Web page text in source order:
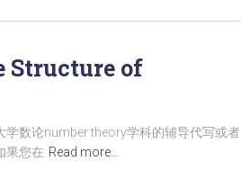
Structure of
学数论number theory学科的辅导代写或者
果您在 Read more…